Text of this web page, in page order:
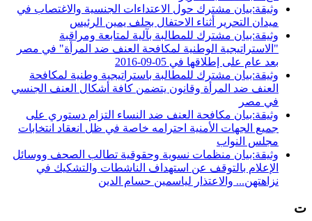
وثيقة:بيان مشترك حول الاعتداءات الجنسية والاغتصاب في
ميدان التحرير أثناء الاحتفال بحلف يمين الرئيس
وثيقة:بيان مشترك للمطالبة بآلية لمتابعة ومراقبة
"الاستراتيجية الوطنية لمكافحة العنف ضد المرأة" في مصر
بعد عام على إطلاقها في 05-09-2016
وثيقة:بيان مشترك للمطالبة باستراتيجية وطنية لمكافحة
العنف ضد المرأة وقانون يتضمن كافة أشكال العنف الجنسي
في مصر
وثيقة:بيان مكافحة العنف ضد النساء التزام دستوري على
جميع الجهات الأمنية احترامه خاصة في ظل انعقاد انتخابات
مجلس النواب
وثيقة:بيان منظمات نسوية وحقوقية تطالب الصحف ووسائل
الإعلام بالتوقف عن استهداف الناشطات والتشكيك في
نزاهتهن... والاعتذار لياسمين حسام الدين
ت